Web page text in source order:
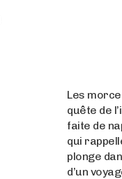
Les
quête de
faite de
qui
plonge
d’un